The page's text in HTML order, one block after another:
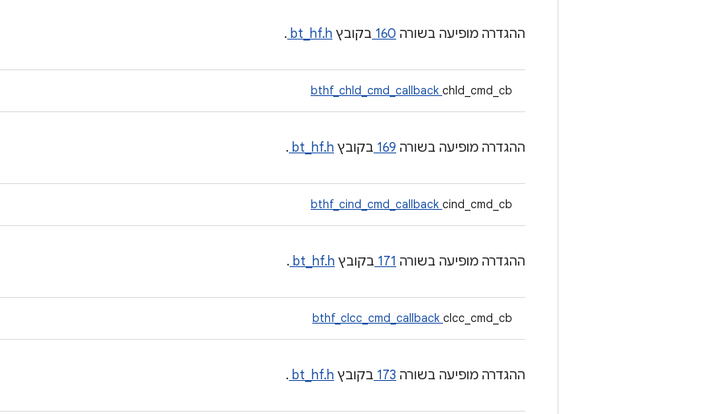
ההגדרה מופיעה בשורה 160 בקובץ bt_hf.h
.
bthf_chld_cmd_callback chld_cmd_cb
ההגדרה מופיעה בשורה 169 בקובץ bt_hf.h
.
bthf_cind_cmd_callback cind_cmd_cb
ההגדרה מופיעה בשורה 171 בקובץ bt_hf.h
.
bthf_clcc_cmd_callback clcc_cmd_cb
ההגדרה מופיעה בשורה 173 בקובץ bt_hf.h
.